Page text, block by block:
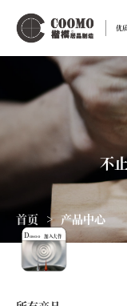
优
不
Dosoo 加入大作
首页 > 产品中心